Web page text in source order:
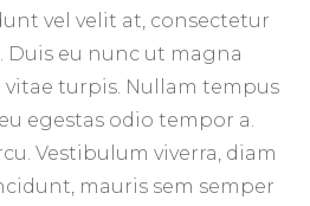
vel velit at, consectetur
eu nunc ut magna
vitae turpis. Nullam tempus
egestas odio tempor a.
Vestibulum viverra, diam
mauris sem semper